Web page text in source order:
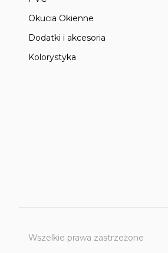
Okucia Okienne
Dodatki i akcesoria
Kolorystyka
Wszelkie prawa zastrzeżone